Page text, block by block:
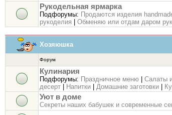
Рукодельная ярмарка
Подфорумы: Продаются изделия
рукоделия
Обменяю или отдам даром
Хозяюшка
Форум
Кулинария
Подфорумы: Праздничное меню Салаты
десерт
Напитки Домашние заготовки
Уют в доме
Секреты наших бабушек и современные